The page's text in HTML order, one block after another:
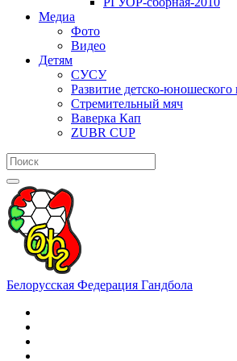
Медиа
Фото
Видео
Детям
СУСУ
Развитие детско-юношеского
Стремительный мяч
Ваверка Кап
ZUBR CUP
Белорусская Федерация Гандбола